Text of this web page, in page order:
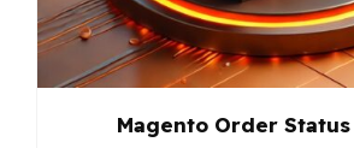
Magento Order